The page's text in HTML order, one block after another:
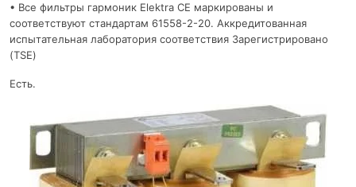
• Все фильтры гармоник Elektra CE маркированы и
соответствуют стандартам 61558-2-20. Аккредитованная
испытательная лаборатория соответствия Зарегистрировано
(TSE)
Есть.